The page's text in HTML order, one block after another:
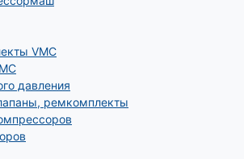
VMC
давления
ремкомплекты